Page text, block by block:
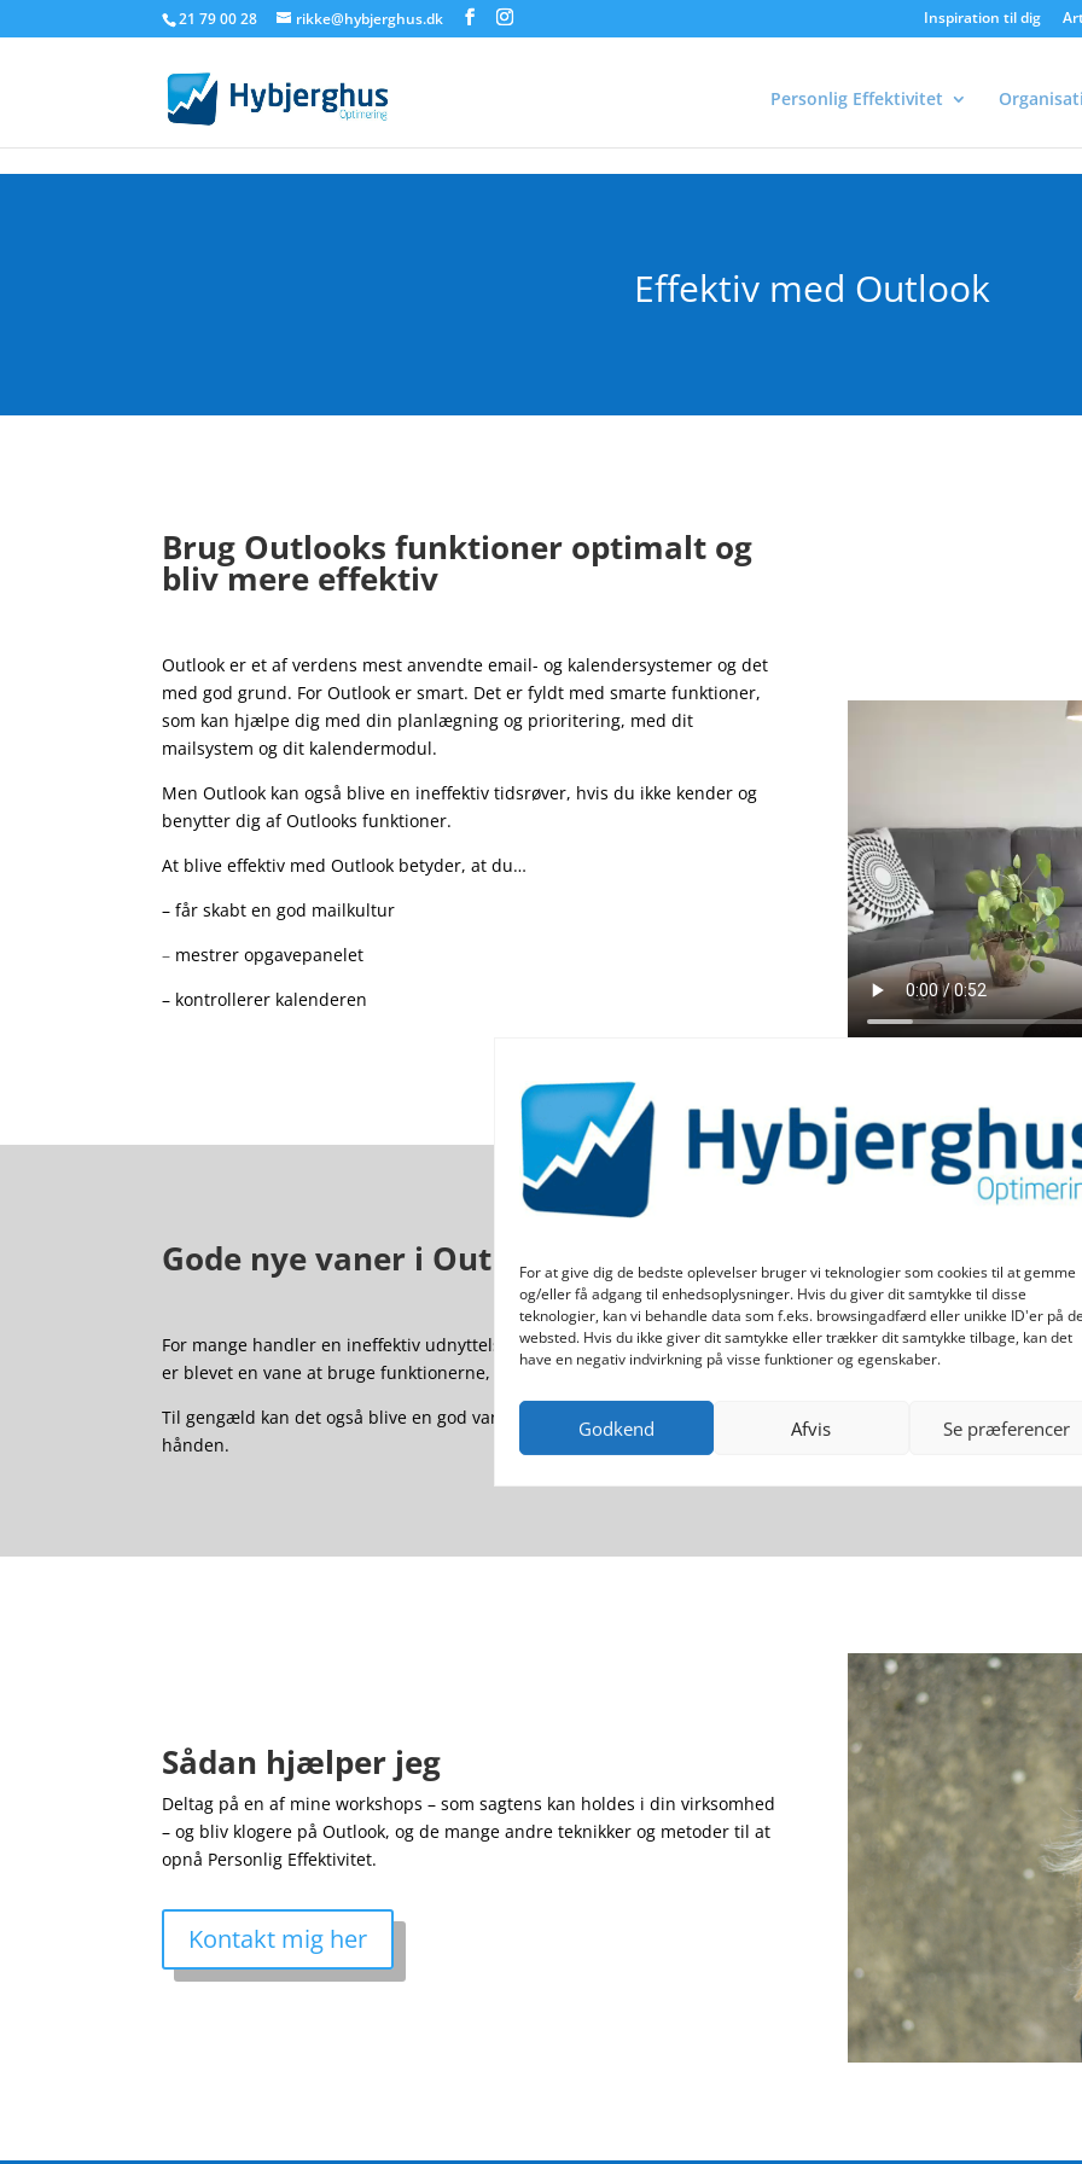
For at give dig de bedste oplevelser bruger vi teknologier som cookies til at gemme
og/eller få adgang til enhedsoplysninger. Hvis du giver dit samtykke til disse
teknologier, kan vi behandle data som f.eks. browsingadfærd eller unikke ID'er på
websted. Hvis du ikke giver dit samtykke eller trækker dit samtykke tilbage, kan det
have en negativ indvirkning på visse funktioner og egenskaber.
Godkend Afvis Se præferencer
21 79 00 28 rikke@hybjerghus.dk Inspiration til dig
Personlig Effektivitet
Effektiv med Outlook
Brug Outlooks funktioner optimalt og
bliv mere effektiv
Outlook er et af verdens mest anvendte email- og kalendersystemer og det
med god grund. For Outlook er smart. Det er fyldt med smarte funktioner,
som kan hjælpe dig med din planlægning og prioritering, med dit
mailsystem og dit kalendermodul.
Men Outlook kan også blive en ineffektiv tidsrøver, hvis du ikke kender og
benytter dig af Outlooks funktioner.
At blive effektiv med Outlook betyder, at du…
– får skabt en god mailkultur
– mestrer opgavepanelet
– kontrollerer kalenderen
Gode nye vaner i Outlook
For mange handler en ineffektiv udnyttelse af Outlook om, at de ikke har haft tid til at sætte sig ind i de fine
er blevet en vane at bruge funktionerne, som du gør nu.
Til gengæld kan det også blive en god vane at lære – og benytte – de øvrige funktioner som programmet
hånden.
Sådan hjælper jeg
Deltag på en af mine workshops – som sagtens kan holdes i din virksomhed
– og bliv klogere på Outlook, og de mange andre teknikker og metoder til at
opnå Personlig Effektivitet.
Kontakt mig her